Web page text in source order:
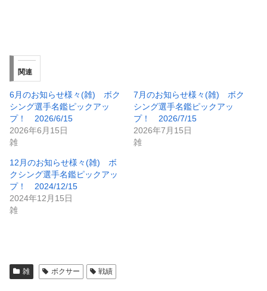
関連
6月のお知らせ様々(雑) ボク
シング選手名鑑ピックアッ
プ！ 2026/6/15
2026年6月15日
雑
7月のお知らせ様々(雑) ボク
シング選手名鑑ピックアッ
プ！ 2026/7/15
2026年7月15日
雑
12月のお知らせ様々(雑) ボ
クシング選手名鑑ピックアッ
プ！ 2024/12/15
2024年12月15日
雑
雑 ボクサー 戦績